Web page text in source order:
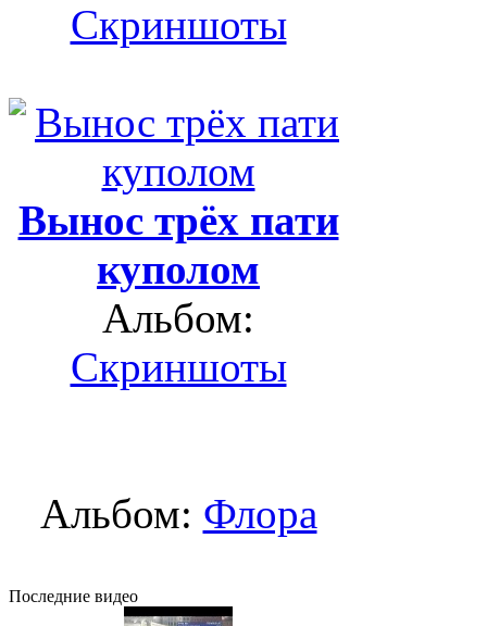
Скриншоты
Вынос трёх пати
куполом
Альбом:
Скриншоты
Альбом: Флора
Последние видео